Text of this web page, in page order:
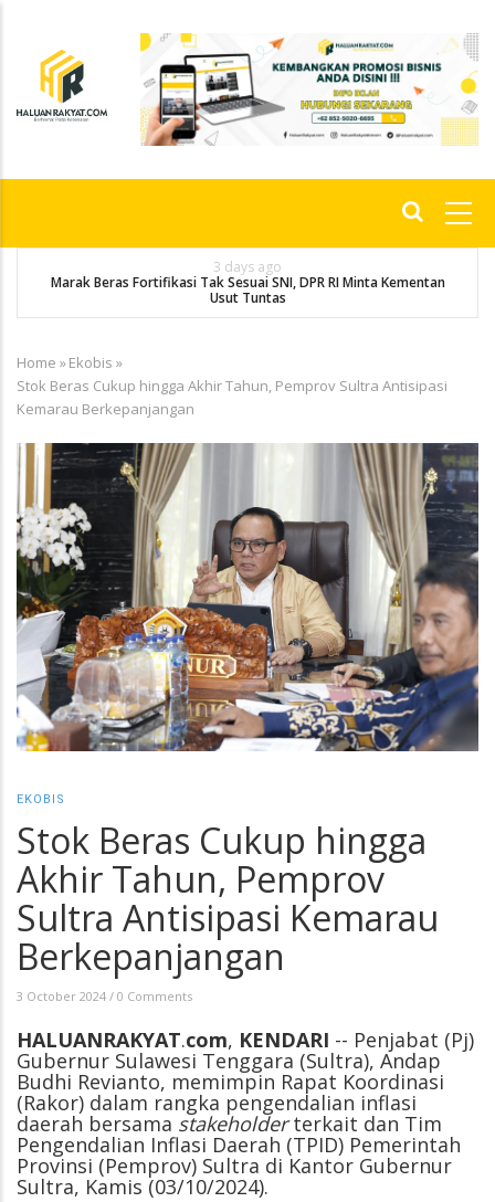
content
3 days ago
Marak Beras Fortifikasi Tak Sesuai SNI, DPR RI Minta Kementan
Usut Tuntas
Breadcrumb
Home »Ekobis »
Stok Beras Cukup hingga Akhir Tahun, Pemprov Sultra Antisipasi
Kemarau Berkepanjangan
EKOBIS
Stok Beras Cukup hingga
Akhir Tahun, Pemprov
Sultra Antisipasi Kemarau
Berkepanjangan
3 October 2024 / 0 Comments
HALUANRAKYAT.com, KENDARI -- Penjabat (Pj)
Gubernur Sulawesi Tenggara (Sultra), Andap
Budhi Revianto, memimpin Rapat Koordinasi
(Rakor) dalam rangka pengendalian inflasi
daerah bersama stakeholderterkait dan Tim
Pengendalian Inflasi Daerah (TPID) Pemerintah
Provinsi (Pemprov) Sultra di Kantor Gubernur
Sultra, Kamis (03/10/2024).